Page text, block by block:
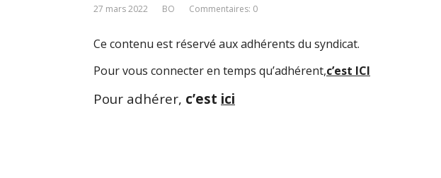
27 mars 2022 BO Commentaires: 0
Ce contenu est réservé aux adhérents du syndicat.
Pour vous connecter en temps qu’adhérent,c’est ICI
Pour adhérer, c’est ici